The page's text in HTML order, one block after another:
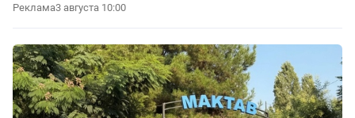
Реклама3 августа 10:00